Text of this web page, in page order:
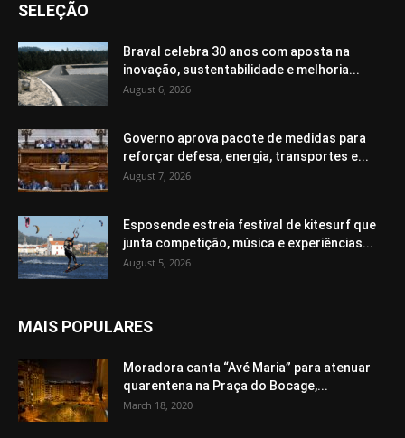
SELEÇÃO
Braval celebra 30 anos com aposta na
inovação, sustentabilidade e melhoria...
August 6, 2026
Governo aprova pacote de medidas para
reforçar defesa, energia, transportes e...
August 7, 2026
Esposende estreia festival de kitesurf que
junta competição, música e experiências...
August 5, 2026
MAIS POPULARES
Moradora canta “Avé Maria” para atenuar
quarentena na Praça do Bocage,...
March 18, 2020